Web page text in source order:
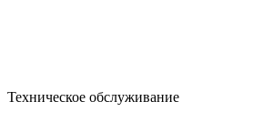
Техническое обслуживание